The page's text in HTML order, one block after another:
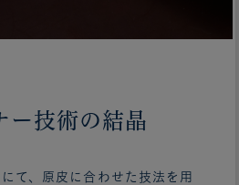
ー技術の結晶
て、原皮に合わせた技法を用